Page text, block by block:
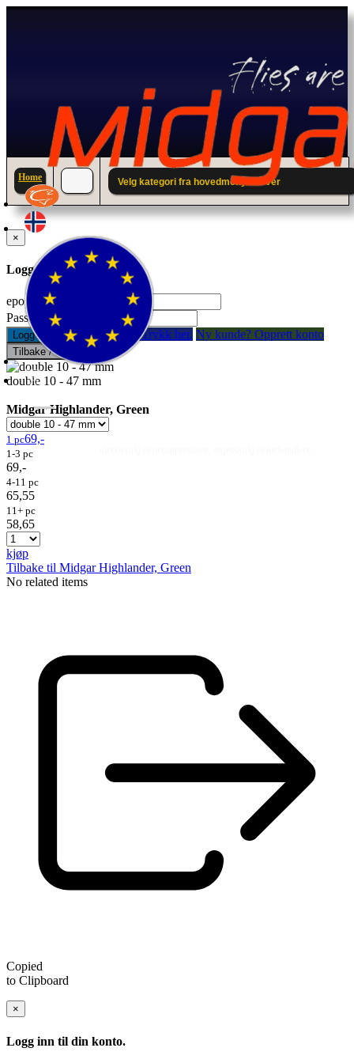
Fluer
Home Velg kategori fra hovedmenyen over
×
Logg inn til din konto.
epostadresse:
Passord:
Logg inn Glemt passord? Trykk her. Ny kunde? Opprett konto
Tilbake / Lukk
double 10 - 47 mm
Midgar Highlander, Green
1 pc69,-
1-3 pc
69,-
4-11 pc
65,55
11+ pc
58,65
kjøp
Tilbake til Midgar Highlander, Green
No related items
Copied
to Clipboard
×
Logg inn til din konto.